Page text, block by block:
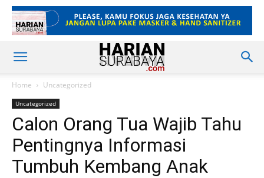
Home Uncategorized
Uncategorized
Calon Orang Tua Wajib Tahu
Pentingnya Informasi
Tumbuh Kembang Anak